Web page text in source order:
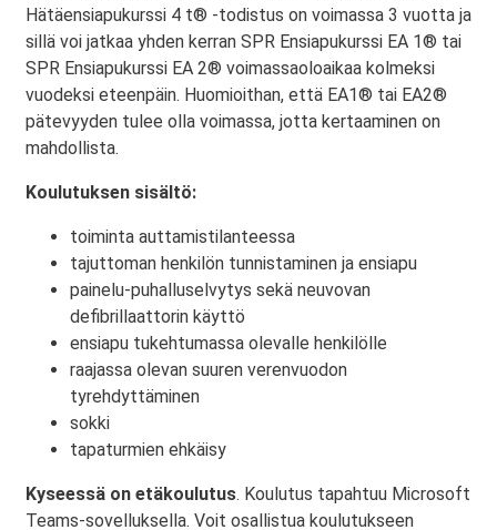
Hätäensiapukurssi 4 t® -todistus on voimassa 3 vuotta ja
sillä voi jatkaa yhden kerran SPR Ensiapukurssi EA 1® tai
SPR Ensiapukurssi EA 2® voimassaoloaikaa kolmeksi
vuodeksi eteenpäin. Huomioithan, että EA1® tai EA2®
pätevyyden tulee olla voimassa, jotta kertaaminen on
mahdollista.
Koulutuksen sisältö:
toiminta auttamistilanteessa
tajuttoman henkilön tunnistaminen ja ensiapu
painelu-puhalluselvytys sekä neuvovan
defibrillaattorin käyttö
ensiapu tukehtumassa olevalle henkilölle
raajassa olevan suuren verenvuodon
tyrehdyttäminen
sokki
tapaturmien ehkäisy
Kyseessä on etäkoulutus. Koulutus tapahtuu Microsoft
Teams-sovelluksella. Voit osallistua koulutukseen